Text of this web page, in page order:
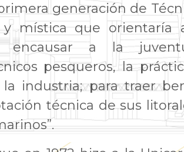
generación de
mística que orientaría
encausar a la
pesqueros, la
industria; para traer
técnica de sus